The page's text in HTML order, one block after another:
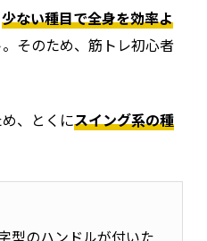
少ない種目で全身を効率よ
そのため、筋トレ初心者
、とくにスイング系の種
型のハンドルが付いた